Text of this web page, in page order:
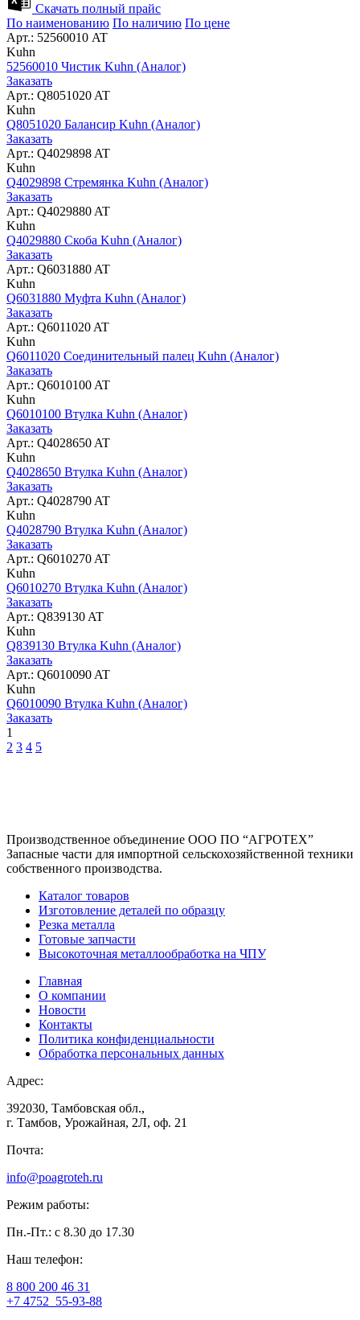
Скачать полный прайс
По наименованию По наличию По цене
Арт.: 52560010 AT
Kuhn
52560010 Чистик Kuhn (Аналог)
Заказать
Арт.: Q8051020 AT
Kuhn
Q8051020 Балансир Kuhn (Аналог)
Заказать
Арт.: Q4029898 AT
Kuhn
Q4029898 Стремянка Kuhn (Аналог)
Заказать
Арт.: Q4029880 AT
Kuhn
Q4029880 Скоба Kuhn (Аналог)
Заказать
Арт.: Q6031880 AT
Kuhn
Q6031880 Муфта Kuhn (Аналог)
Заказать
Арт.: Q6011020 AT
Kuhn
Q6011020 Соединительный палец Kuhn (Аналог)
Заказать
Арт.: Q6010100 AT
Kuhn
Q6010100 Втулка Kuhn (Аналог)
Заказать
Арт.: Q4028650 AT
Kuhn
Q4028650 Втулка Kuhn (Аналог)
Заказать
Арт.: Q4028790 AT
Kuhn
Q4028790 Втулка Kuhn (Аналог)
Заказать
Арт.: Q6010270 AT
Kuhn
Q6010270 Втулка Kuhn (Аналог)
Заказать
Арт.: Q839130 AT
Kuhn
Q839130 Втулка Kuhn (Аналог)
Заказать
Арт.: Q6010090 AT
Kuhn
Q6010090 Втулка Kuhn (Аналог)
Заказать
1
2 3 4 5
Производственное объединение ООО ПО “АГРОТЕХ”
Запасные части для импортной сельскохозяйственной техники
собственного производства.
Каталог товаров
Изготовление деталей по образцу
Резка металла
Готовые запчасти
Высокоточная металлообработка на ЧПУ
Главная
О компании
Новости
Контакты
Политика конфиденциальности
Обработка персональных данных
Адрес:
392030, Тамбовская обл.,
г. Тамбов, Урожайная, 2Л, оф. 21
Почта:
info@poagroteh.ru
Режим работы:
Пн.-Пт.: с 8.30 до 17.30
Наш телефон:
8 800 200 46 31
+7 4752 55-93-88